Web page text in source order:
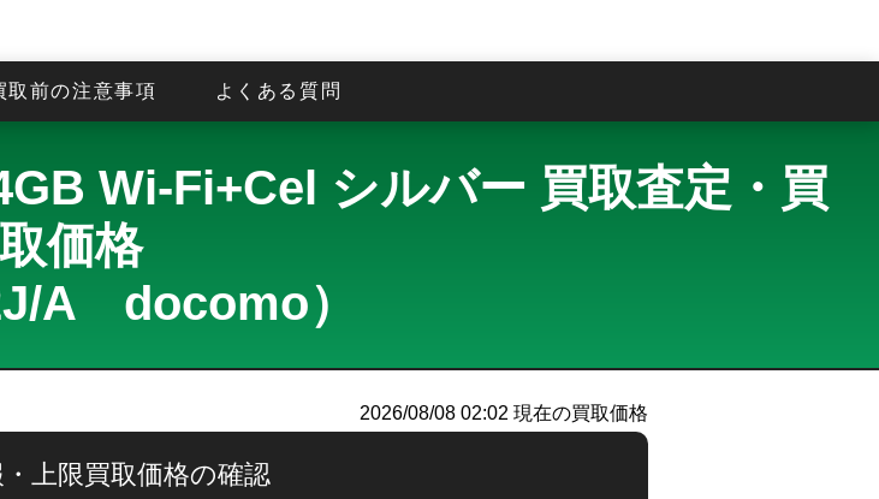
取前の注意事項 よくある質問
Wi-Fi+Cel シルバー 買取査定・買
取価格
A docomo）
2026/08/08 02:02 現在の買取価格
上限買取価格の確認